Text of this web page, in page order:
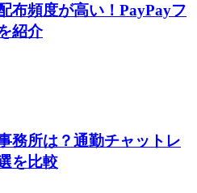
布頻度が高い！PayPayフ
紹介
務所は？通勤チャットレ
を比較